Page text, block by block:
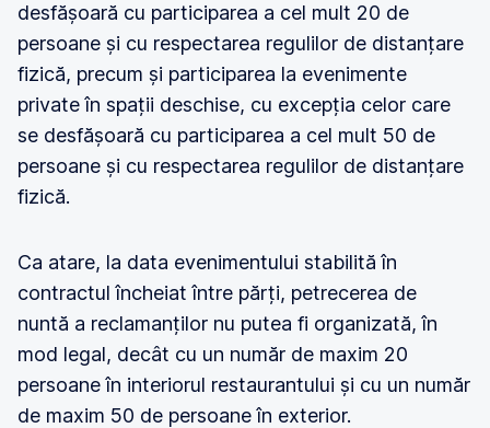
desfășoară cu participarea a cel mult 20 de
persoane și cu respectarea regulilor de distanțare
fizică, precum și participarea la evenimente
private în spații deschise, cu excepția celor care
se desfășoară cu participarea a cel mult 50 de
persoane și cu respectarea regulilor de distanțare
fizică.
Ca atare, la data evenimentului stabilită în
contractul încheiat între părți, petrecerea de
nuntă a reclamanților nu putea fi organizată, în
mod legal, decât cu un număr de maxim 20
persoane în interiorul restaurantului și cu un număr
de maxim 50 de persoane în exterior.